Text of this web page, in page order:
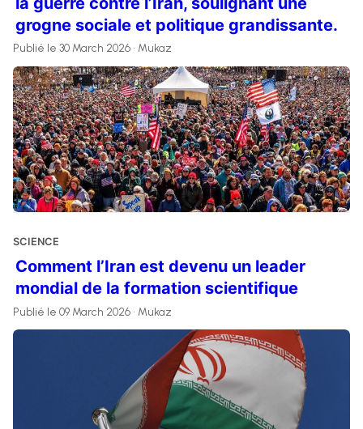
grogne sociale et politique grandissante.
Publié le 30 March 2026 • Mukaz
SCIENCE
Comment l’Iran est devenu un leader
mondial de la formation scientifique
Publié le 09 March 2026 • Mukaz